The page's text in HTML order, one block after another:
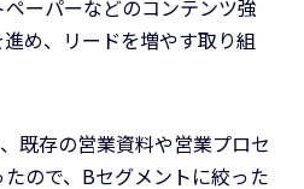
ーパーなどのコンテンツ強
め、リードを増やす取り組
既存の営業資料や営業プロセ
ので、Bセグメントに絞った